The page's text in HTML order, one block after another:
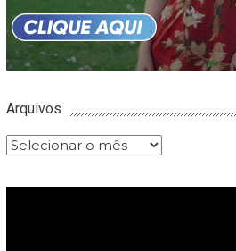
Arquivos
Arquivos